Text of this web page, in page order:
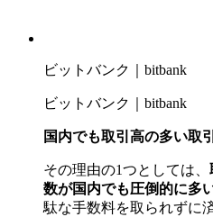
ビットバンク｜bitbank
ビットバンク｜bitbank
国内でも取引高の多い取
その理由の1つとしては、
数が国内でも圧倒的に多
駄な手数料を取られずに